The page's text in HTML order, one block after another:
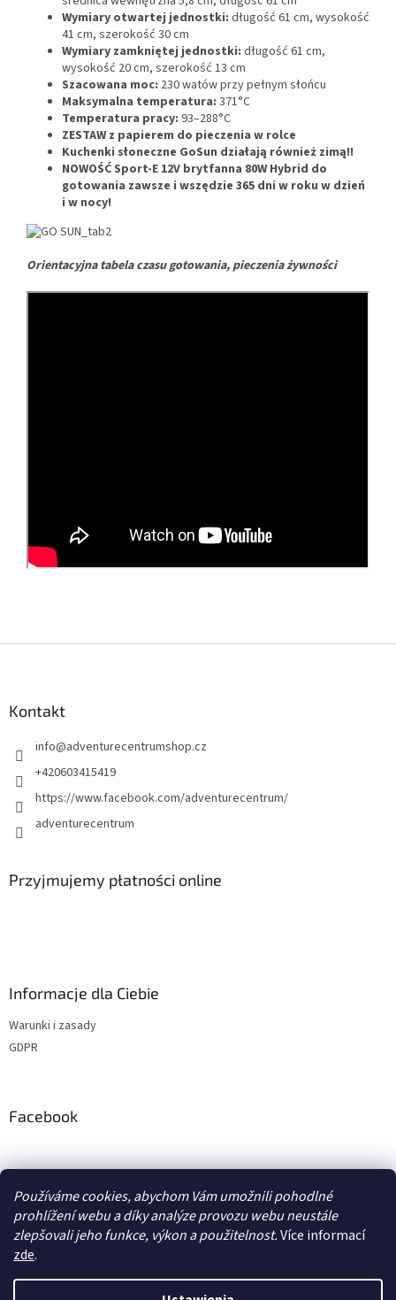
Používáme cookies, abychom Vám umožnili pohodlné
prohlížení webu a díky analýze provozu webu neustále
zlepšovali jeho funkce, výkon a použitelnost.Více informací
zde.
Wymiary otwartej jednostki: długość 61 cm, wysokość
41 cm, szerokość 30 cm
Wymiary zamkniętej jednostki: długość 61 cm,
wysokość 20 cm, szerokość 13 cm
Szacowana moc: 230 watów przy pełnym słońcu
Maksymalna temperatura: 371°C
Temperatura pracy: 93–288°C
ZESTAW z papierem do pieczenia w rolce
Kuchenki słoneczne GoSun działają również zimą!!
NOWOŚĆ Sport-E 12V brytfanna 80W Hybrid do
gotowania zawsze i wszędzie 365 dni w roku w dzień
i w nocy!
Orientacyjna tabela czasu gotowania, pieczenia żywności
Kontakt
info@adventurecentrumshop.cz
+420603415419
https://www.facebook.com/adventurecentrum/
adventurecentrum
Przyjmujemy płatności online
Informacje dla Ciebie
Warunki i zasady
GDPR
Facebook
skotti-grill-cz.eu transcool.cz